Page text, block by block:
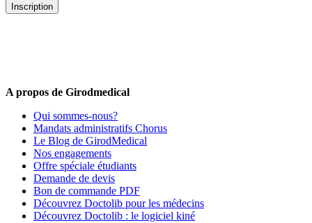
Inscription
A propos de Girodmedical
Qui sommes-nous?
Mandats administratifs Chorus
Le Blog de GirodMedical
Nos engagements
Offre spéciale étudiants
Demande de devis
Bon de commande PDF
Découvrez Doctolib pour les médecins
Découvrez Doctolib : le logiciel kiné